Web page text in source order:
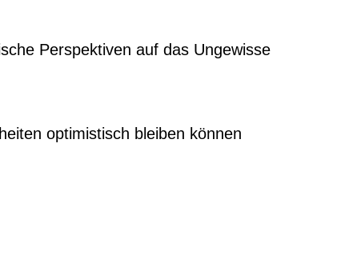
Perspektiven auf das Ungewisse
optimistisch bleiben können